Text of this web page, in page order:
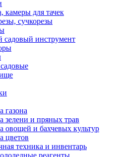
камеры для тачек
сучкорезы
инструмент
газона
зелени и пряных трав
овощей и бахчевых культур
цветов
техника и инвентарь
реагенты